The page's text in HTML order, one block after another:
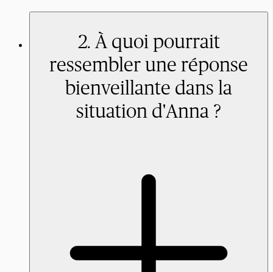
2. À quoi pourrait
ressembler une réponse
bienveillante dans la
situation d'Anna ?